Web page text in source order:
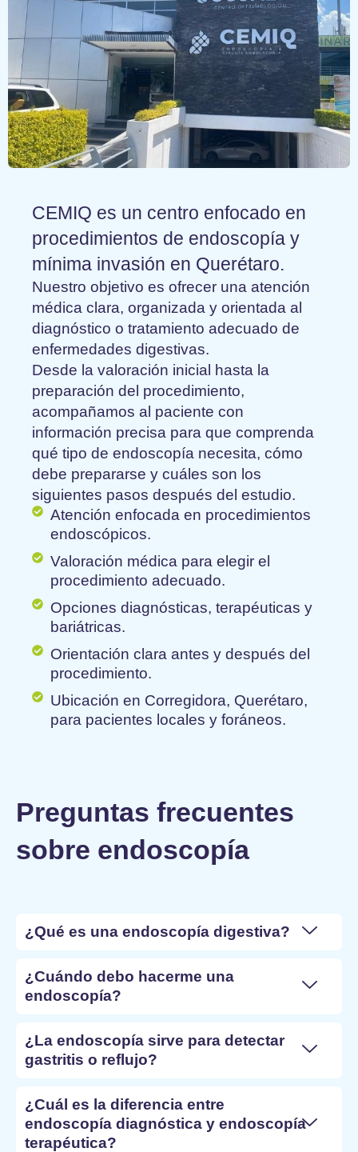
CEMIQ es un centro enfocado en
procedimientos de endoscopía y
mínima invasión en Querétaro.
Nuestro objetivo es ofrecer una atención
médica clara, organizada y orientada al
diagnóstico o tratamiento adecuado de
enfermedades digestivas.
Desde la valoración inicial hasta la
preparación del procedimiento,
acompañamos al paciente con
información precisa para que comprenda
qué tipo de endoscopía necesita, cómo
debe prepararse y cuáles son los
siguientes pasos después del estudio.
Atención enfocada en procedimientos
endoscópicos.
Valoración médica para elegir el
procedimiento adecuado.
Opciones diagnósticas, terapéuticas y
bariátricas.
Orientación clara antes y después del
procedimiento.
Ubicación en Corregidora, Querétaro,
para pacientes locales y foráneos.
Preguntas frecuentes
sobre endoscopía
¿Qué es una endoscopía digestiva?
¿Cuándo debo hacerme una
endoscopía?
¿La endoscopía sirve para detectar
gastritis o reflujo?
¿Cuál es la diferencia entre
endoscopía diagnóstica y endoscopía
terapéutica?